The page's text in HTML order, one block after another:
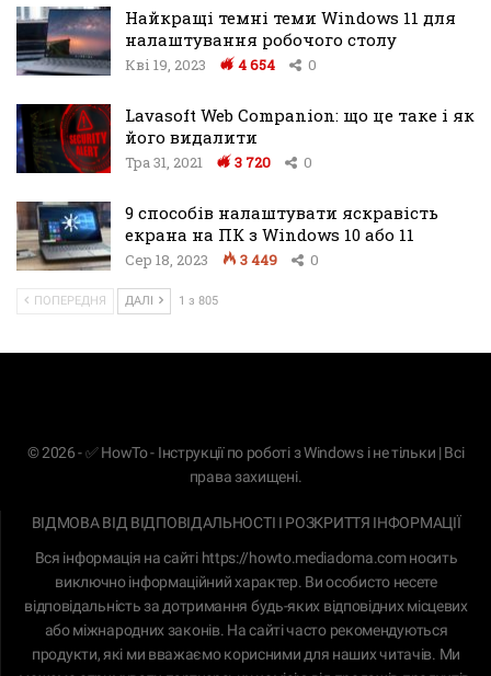
Найкращі темні теми Windows 11 для
налаштування робочого столу
Кві 19, 2023 4 654 0
Lavasoft Web Companion: що це таке і як
його видалити
Тра 31, 2021 3 720 0
9 способів налаштувати яскравість
екрана на ПК з Windows 10 або 11
Сер 18, 2023 3 449 0
ПОПЕРЕДНЯ ДАЛІ 1 з 805
© 2026 - ✅ HowTo - Інструкції по роботі з Windows і не тільки | Всі
права захищені.
ВІДМОВА ВІД ВІДПОВІДАЛЬНОСТІ І РОЗКРИТТЯ ІНФОРМАЦІЇ
Вся інформація на сайті https://howto.mediadoma.comносить
виключно інформаційний характер. Ви особисто несете
відповідальність за дотримання будь-яких відповідних місцевих
або міжнародних законів. На сайті часто рекомендуються
продукти, які ми вважаємо корисними для наших читачів. Ми